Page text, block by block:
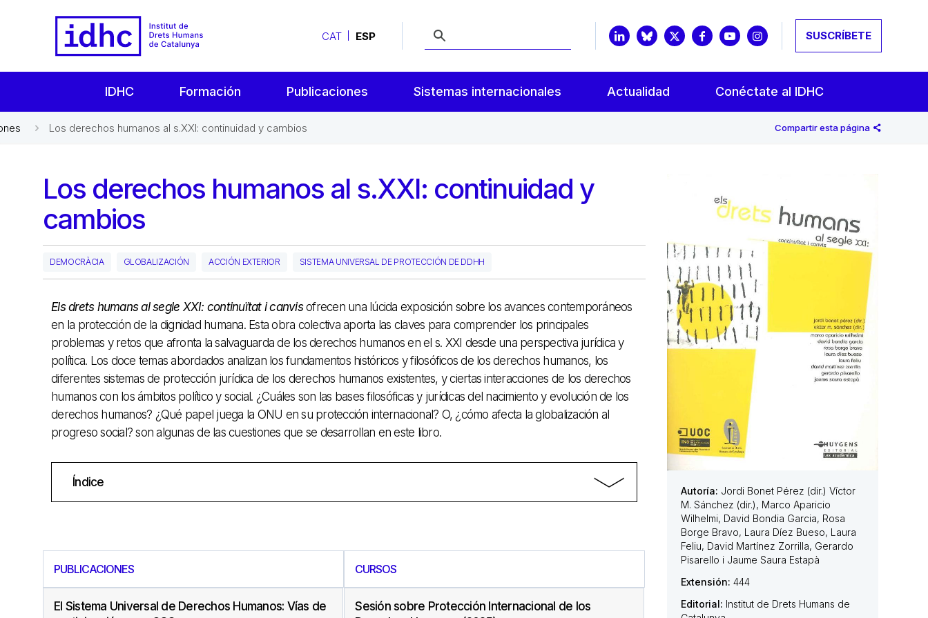
CAT ESP SUSCRÍBETE
IDHC Formación Publicaciones Sistemas internacionales Actualidad Conéctate al IDHC
Los derechos humanos al s.XXI: continuidad y cambios Compartir esta página
Los derechos humanos al s.XXI: continuidad y
cambios
DEMOCRÀCIA GLOBALIZACIÓN ACCIÓN EXTERIOR SISTEMA UNIVERSAL DE PROTECCIÓN DE DDHH
Els drets humans al segle XXI: continuïtat i canvisofrecen una lúcida exposición sobre los avances contemporáneos
en la protección de la dignidad humana. Esta obra colectiva aporta las claves para comprender los principales
problemas y retos que afronta la salvaguarda de los derechos humanos en el s. XXI desde una perspectiva jurídica y
política. Los doce temas abordados analizan los fundamentos históricos y filosóficos de los derechos humanos, los
diferentes sistemas de protección jurídica de los derechos humanos existentes, y ciertas interacciones de los derechos
humanos con los ámbitos político y social. ¿Cuáles son las bases filosóficas y jurídicas del nacimiento y evolución de los
derechos humanos? ¿Qué papel juega la ONU en su protección internacional? O, ¿cómo afecta la globalización al
progreso social? son algunas de las cuestiones que se desarrollan en este libro.
Índice
PUBLICACIONES
El Sistema Universal de Derechos Humanos: Vías de
CURSOS
Sesión sobre Protección Internacional de los
Autoría: Jordi Bonet Pérez (dir.) Víctor
M. Sánchez (dir.), Marco Aparicio
Wilhelmi, David Bondia Garcia, Rosa
Borge Bravo, Laura Díez Bueso, Laura
Feliu, David Martínez Zorrilla, Gerardo
Pisarello i Jaume Saura Estapà
Extensión: 444
Editorial: Institut de Drets Humans de